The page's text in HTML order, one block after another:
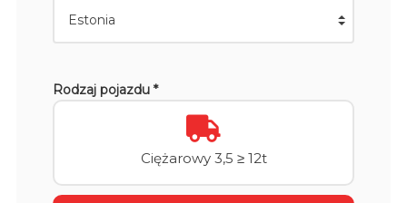
Rodzaj pojazdu *
Ciężarowy 3,5 ≥ 12t